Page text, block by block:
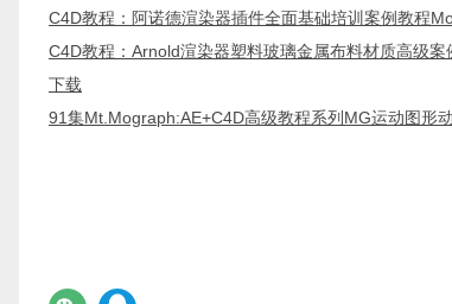
C4D教程：阿诺德渲染器插件全面基础培训案例教程
C4D教程：Arnold渲染器塑料玻璃金属布料材质高级案
下载
91集Mt.Mograph:AE+C4D高级教程系列MG运动图形